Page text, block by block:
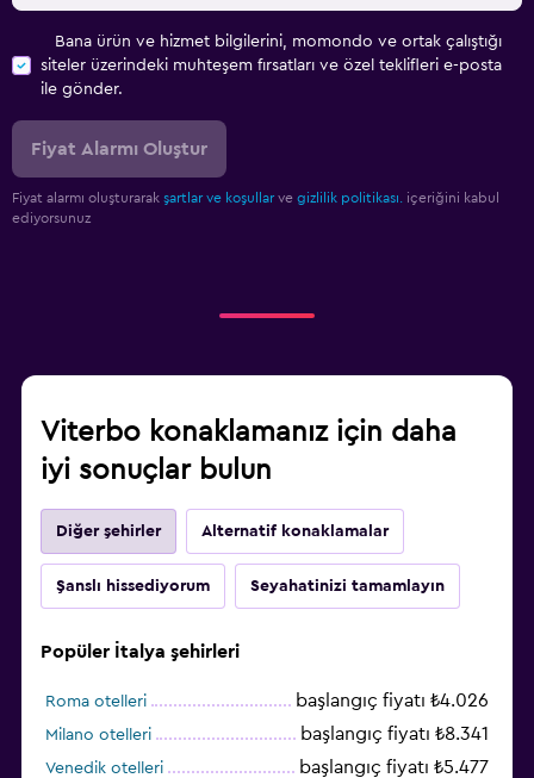
Bana ürün ve hizmet bilgilerini, momondo ve ortak çalıştığı
siteler üzerindeki muhteşem fırsatları ve özel teklifleri e-posta
ile gönder.
Fiyat Alarmı Oluştur
Fiyat alarmı oluşturarak şartlar ve koşullar ve gizlilik politikası.
içeriğini kabul
ediyorsunuz
Viterbo konaklamanız için daha
iyi sonuçlar bulun
Diğer şehirler Alternatif konaklamalar
Şanslı hissediyorum Seyahatinizi tamamlayın
Popüler İtalya şehirleri
Roma otelleri başlangıç fiyatı ₺4.026
Milano otelleri başlangıç fiyatı ₺8.341
Venedik otelleri başlangıç fiyatı ₺5.477